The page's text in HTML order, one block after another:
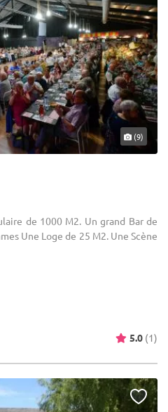
(9)
de 1000 M2. Un grand Bar de
Une Loge de 25 M2. Une Scène
5.0 (1)